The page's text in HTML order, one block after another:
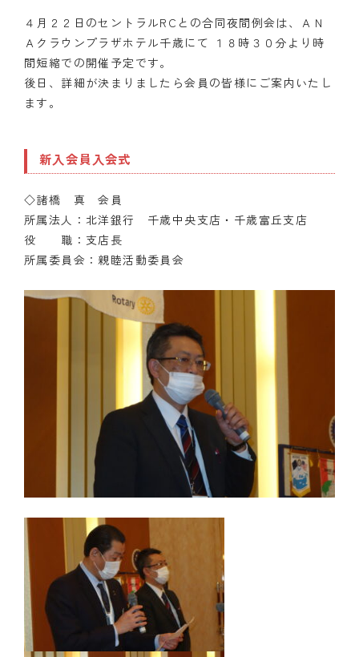
４月２２日のセントラルRCとの合同夜間例会は、ＡＮ
Ａクラウンプラザホテル千歳にて １８時３０分より時
間短縮での開催予定です。
後日、詳細が決まりましたら会員の皆様にご案内いたし
ます。
新入会員入会式
◇諸橋 真 会員
所属法人：北洋銀行 千歳中央支店・千歳富丘支店
役 職：支店長
所属委員会：親睦活動委員会